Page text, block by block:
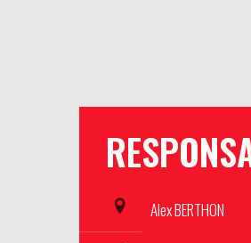
Alex BERTHON